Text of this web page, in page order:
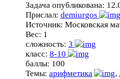
Задача опубликована:
Прислал: demiurgos
Источник: Московская
Вес: 1
сложность: 3
класс: 8-10
баллы: 100
Темы: арифметика ,